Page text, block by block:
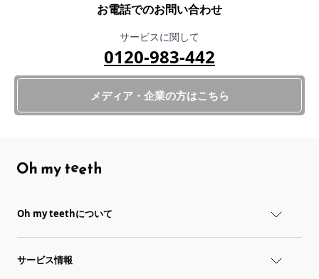
お電話でのお問い合わせ
サービスに関して
0120-983-442
メディア・企業の方はこちら
Oh my teethについて
サービス情報